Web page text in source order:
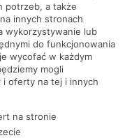
potrzeb, a także
innych stronach
wykorzystywanie lub
do funkcjonowania
wycofać w każdym
mogli
i oferty na tej i innych
na stronie